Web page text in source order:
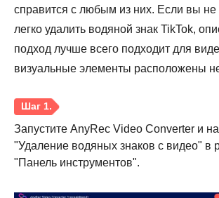
справится с любым из них. Если вы не
легко удалить водяной знак TikTok,
подход лучше всего подходит для
визуальные элементы расположены
Запустите AnyRec Video Converter и
"Удаление водяных знаков с видео" в
"Панель инструментов".